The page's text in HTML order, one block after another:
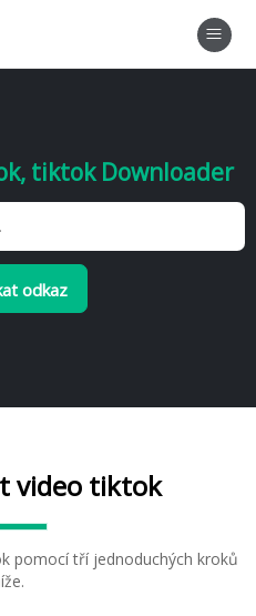
tiktok Downloader
odkaz
video tiktok
pomocí tří jednoduchých kroků